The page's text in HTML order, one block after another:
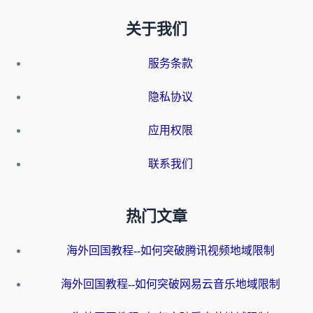
关于我们
服务条款
隐私协议
应用权限
联系我们
热门文章
海外回国教程--如何突破腾讯视频地域限制
海外回国教程--如何突破网易云音乐地域限制